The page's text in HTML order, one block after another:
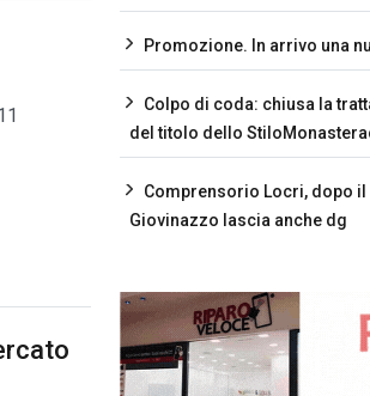
Promozione. In arrivo una
Colpo di coda: chiusa la
del titolo dello
Comprensorio Locri, dopo
Giovinazzo lascia anche dg